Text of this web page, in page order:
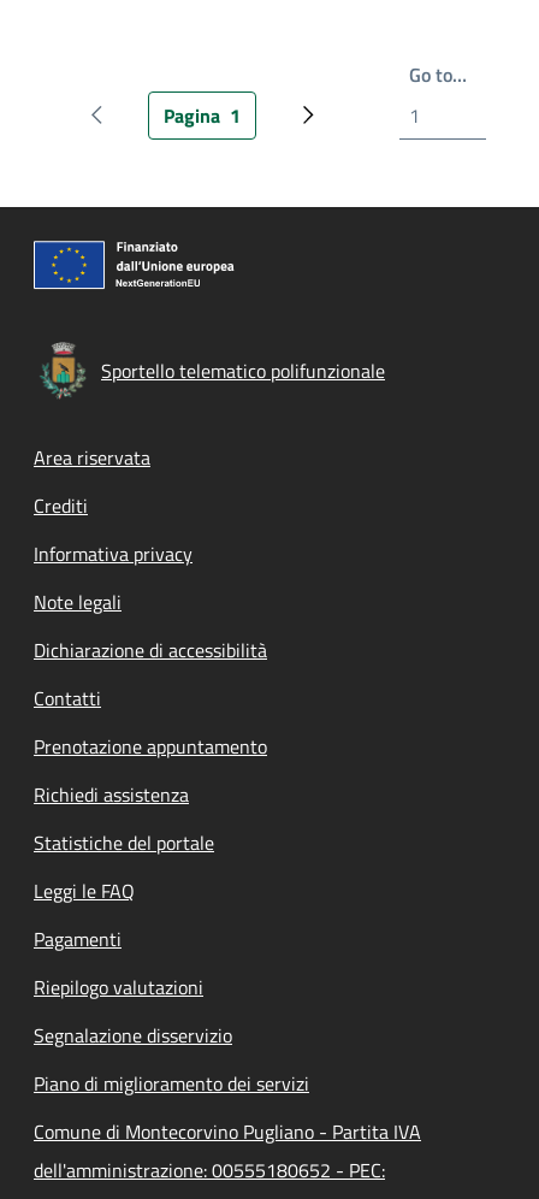
Pagina precedentePagina attuale
Pagina 1 Prossima pagina
Go to…
Sportello telematico polifunzionale
Footer menu
Area riservata
Crediti
Informativa privacy
Note legali
Dichiarazione di accessibilità
Contatti
Prenotazione appuntamento
Richiedi assistenza
Statistiche del portale
Leggi le FAQ
Pagamenti
Riepilogo valutazioni
Segnalazione disservizio
Piano di miglioramento dei servizi
Comune di Montecorvino Pugliano - Partita IVA
dell'amministrazione: 00555180652 - PEC: